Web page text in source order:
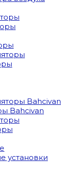
Bahcivan
Bahcivan
установки